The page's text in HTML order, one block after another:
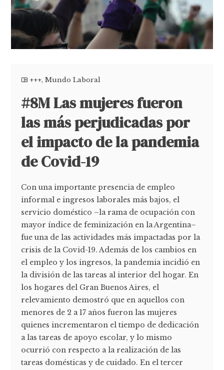
+++,Mundo Laboral
#8M Las mujeres fueron
las más perjudicadas por
el impacto de la pandemia
de Covid-19
Con una importante presencia de empleo
informal e ingresos laborales más bajos, el
servicio doméstico –la rama de ocupación con
mayor índice de feminización en la Argentina–
fue una de las actividades más impactadas por la
crisis de la Covid-19. Además de los cambios en
el empleo y los ingresos, la pandemia incidió en
la división de las tareas al interior del hogar. En
los hogares del Gran Buenos Aires, el
relevamiento demostró que en aquellos con
menores de 2 a 17 años fueron las mujeres
quienes incrementaron el tiempo de dedicación
a las tareas de apoyo escolar, y lo mismo
ocurrió con respecto a la realización de las
tareas domésticas y de cuidado. En el tercer